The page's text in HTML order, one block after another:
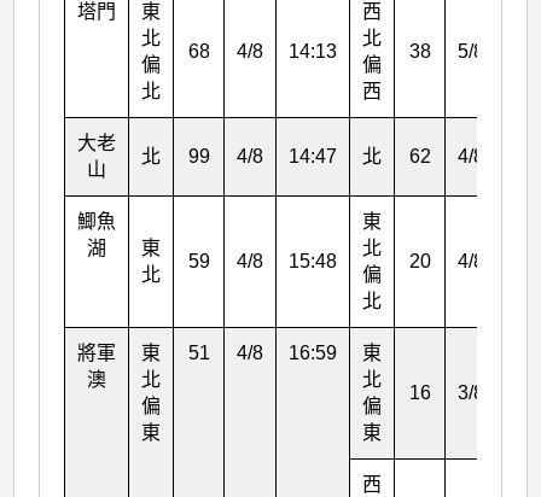
塔門
東
北
偏
北
68 4/8 14:13
西
北
偏
西
38 5/8
大老
山
北 99 4/8 14:47 北 62 4/8
鯽魚
湖
東
北
59 4/8 15:48
東
北
偏
北
20 4/8
將軍
澳
東
北
偏
東
51 4/8 16:59
東
北
偏
東
16 3/8
西